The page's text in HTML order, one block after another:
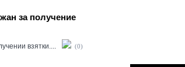
за получение
взятки.... (0)